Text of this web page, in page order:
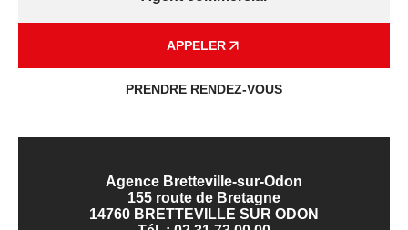
APPELER
PRENDRE RENDEZ-VOUS
Agence Bretteville-sur-Odon
155 route de Bretagne
14760 BRETTEVILLE SUR ODON